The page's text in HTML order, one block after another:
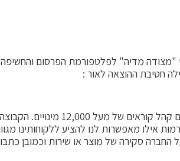
"מצודה מדיה" לפלטפורמת הפרסום
חטיבת ההוצאה לאור :
בראש הרשימה עומדים מגזין "מצודה" ומגזין מצודה –טק" המודפסים
לקהל קוראי המגזין , לו מעל 25,000 עוקבים. פלטפורמות אילו מאפשרות לנו להציע
סקירה של מוצר או שירות וכמובן